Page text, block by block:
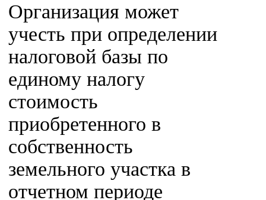
Организация может
учесть при определении
налоговой базы по
единому налогу
стоимость
приобретенного в
собственность
земельного участка в
отчетном периоде